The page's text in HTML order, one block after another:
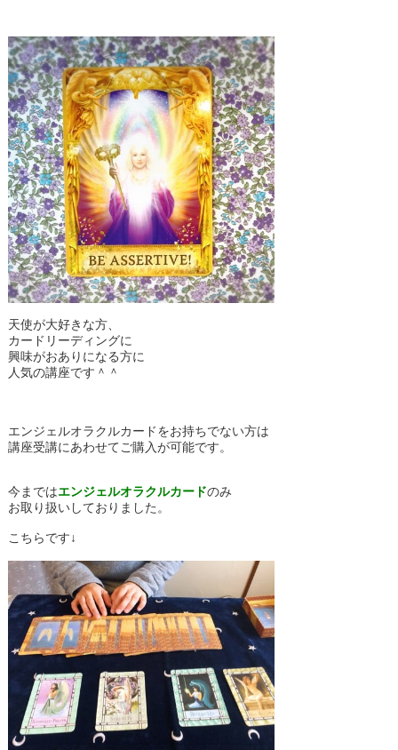
天使が大好きな方、
カードリーディングに
興味がおありになる方に
人気の講座です＾＾
エンジェルオラクルカードをお持ちでない方は
講座受講にあわせてご購入が可能です。
今まではエンジェルオラクルカードのみ
お取り扱いしておりました。
こちらです↓